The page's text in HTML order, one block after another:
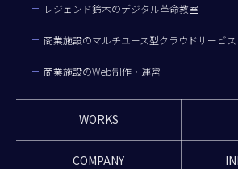
レジェンド鈴木のデジタル革命教室
商業施設のマルチユース型クラウドサービス
商業施設のWeb制作・運営
WORKS
COMPANY